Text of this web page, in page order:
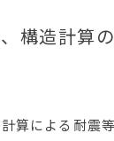
構造計算
算による耐震